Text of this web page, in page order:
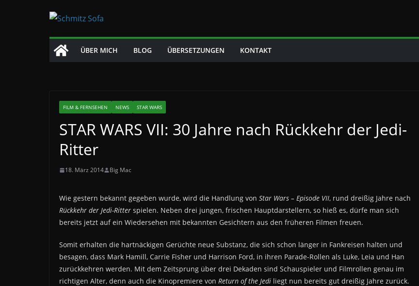
ÜBER MICH BLOG ÜBERSETZUNGEN KONTAKT
FILM & FERNSEHEN NEWS STAR WARS
STAR WARS VII: 30 Jahre nach Rückkehr der Jedi-
Ritter
18. März 2014 Big Mac
Wie gestern bekannt gegeben wurde, wird die Handlung von Star Wars – Episode VII, rund dreißig Jahre nach
Rückkehr der Jedi-Ritter spielen. Neben drei jungen, frischen Hauptdarstellern, so hieß es, dürfe man sich
bereits jetzt auf ein Wiedersehen mit bekannten Gesichtern aus den früheren Filmen freuen.
Somit erhalten die hartnäckigen Gerüchte neue Substanz, die sich schon länger in Fankreisen halten und
besagen, dass Mark Hamill, Carrie Fisher und Harrison Ford, in ihren Parade-Rollen als Luke, Leia und Han
zurückkehren werden. Mit dem Zeitsprung über drei Dekaden sind Schauspieler und Filmrollen genau im
richtigen Alter, denn auch die Kinopremiere von Return of the Jedi liegt nun bereits gut dreißig Jahre zurück.